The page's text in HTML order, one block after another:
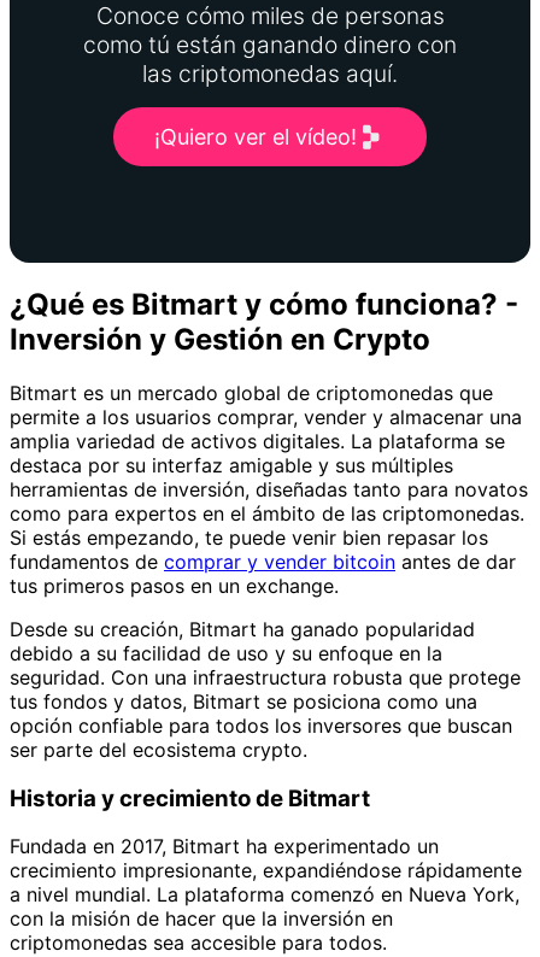
Conoce cómo miles de personas
como tú están ganando dinero con
las criptomonedas aquí.
¡Quiero ver el vídeo!
¿Qué es Bitmart y cómo funciona? -
Inversión y Gestión en Crypto
Bitmart es un mercado global de criptomonedas que
permite a los usuarios comprar, vender y almacenar una
amplia variedad de activos digitales. La plataforma se
destaca por su interfaz amigable y sus múltiples
herramientas de inversión, diseñadas tanto para novatos
como para expertos en el ámbito de las criptomonedas.
Si estás empezando, te puede venir bien repasar los
fundamentos de comprar y vender bitcoin antes de dar
tus primeros pasos en un exchange.
Desde su creación, Bitmart ha ganado popularidad
debido a su facilidad de uso y su enfoque en la
seguridad. Con una infraestructura robusta que protege
tus fondos y datos, Bitmart se posiciona como una
opción confiable para todos los inversores que buscan
ser parte del ecosistema crypto.
Historia y crecimiento de Bitmart
Fundada en 2017, Bitmart ha experimentado un
crecimiento impresionante, expandiéndose rápidamente
a nivel mundial. La plataforma comenzó en Nueva York,
con la misión de hacer que la inversión en
criptomonedas sea accesible para todos.